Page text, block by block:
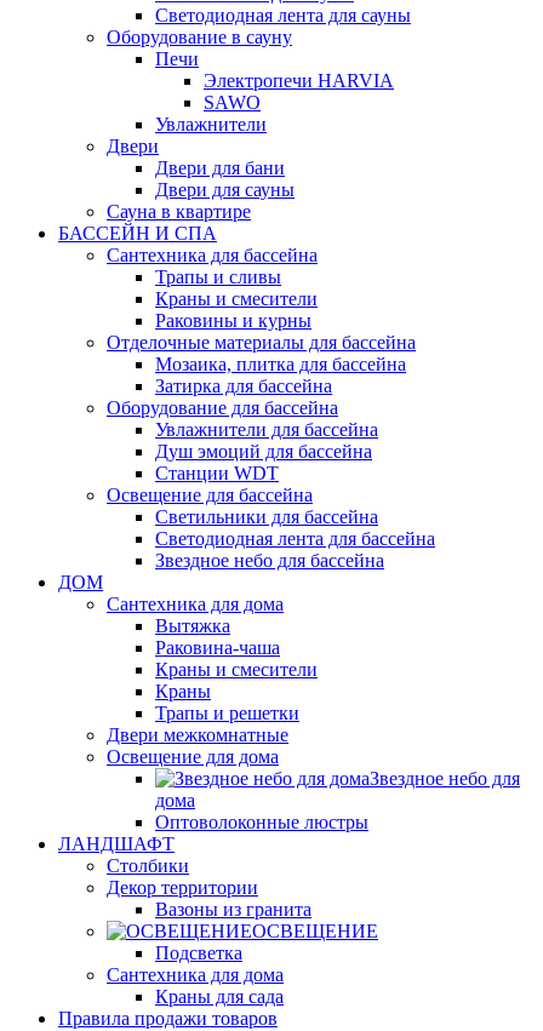
Светодиодная лента для сауны
Оборудование в сауну
Печи
Электропечи HARVIA
SAWO
Увлажнители
Двери
Двери для бани
Двери для сауны
Сауна в квартире
БАССЕЙН И СПА
Сантехника для бассейна
Трапы и сливы
Краны и смесители
Раковины и курны
Отделочные материалы для бассейна
Мозаика, плитка для бассейна
Затирка для бассейна
Оборудование для бассейна
Увлажнители для бассейна
Душ эмоций для бассейна
Станции WDT
Освещение для бассейна
Светильники для бассейна
Светодиодная лента для бассейна
Звездное небо для бассейна
ДОМ
Сантехника для дома
Вытяжка
Раковина-чаша
Краны и смесители
Краны
Трапы и решетки
Двери межкомнатные
Освещение для дома
Звездное небо для
дома
Оптоволоконные люстры
ЛАНДШАФТ
Столбики
Декор территории
Вазоны из гранита
ОСВЕЩЕНИЕ
Подсветка
Сантехника для дома
Краны для сада
Правила продажи товаров